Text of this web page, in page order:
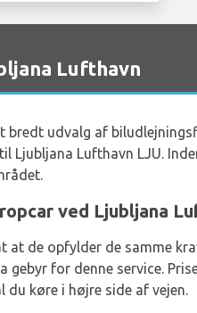
Lufthavn
bredt udvalg af
Ljubljana Lufthavn LJU.
ved Ljubljana
de opfylder de samme
for denne service.
du køre i højre side af vejen.